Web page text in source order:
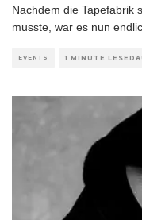
Nachdem die Tapefabrik
musste, war es nun
EVENTS 1 MINUTE